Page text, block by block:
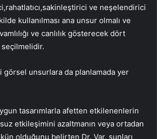
ve neşelendirici
kullanılması ana unsur olmalı ve
ve canlılık gösterecek dört
görsel unsurlara da planlamada yer
tasarımlarla afetten etkilenenlerin
etkileşimini azaltmanın veya ortadan
olduğunu belirten Dr. Var, şunları